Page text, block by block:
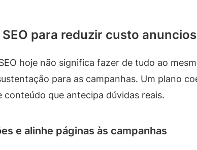
para reduzir custo
hoje não significa fazer de tudo ao
para as campanhas. Um plano
conteúdo que antecipa dúvidas reais.
e alinhe páginas às campanhas